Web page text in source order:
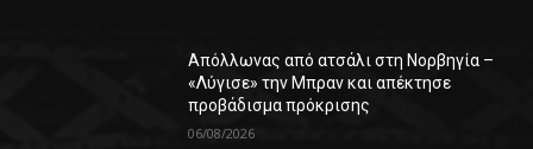
Απόλλωνας από ατσάλι στη Νορβηγία –
«Λύγισε» την Μπραν και απέκτησε
προβάδισμα πρόκρισης
06/08/2026